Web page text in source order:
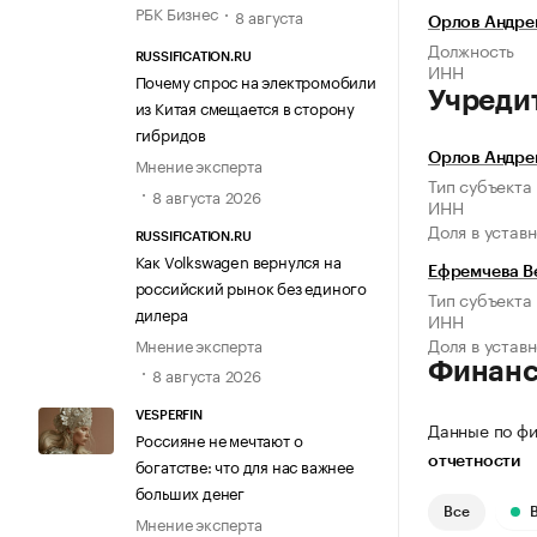
РБК Бизнес 8 августа
RUSSIFICATION.RU
Почему спрос на электромобили
из Китая смещается в сторону
гибридов
Мнение эксперта
8 августа 2026
RUSSIFICATION.RU
Как Volkswagen вернулся на
российский рынок без единого
дилера
Мнение эксперта
8 августа 2026
VESPERFIN
Россияне не мечтают о
богатстве: что для нас важнее
больших денег
Мнение эксперта
Орлов
Должность
ИНН
Орлов
Тип субъекта
ИНН
Доля в
Ефремчева
Тип субъекта
ИНН
Доля в
Данные по
отчетности
Все